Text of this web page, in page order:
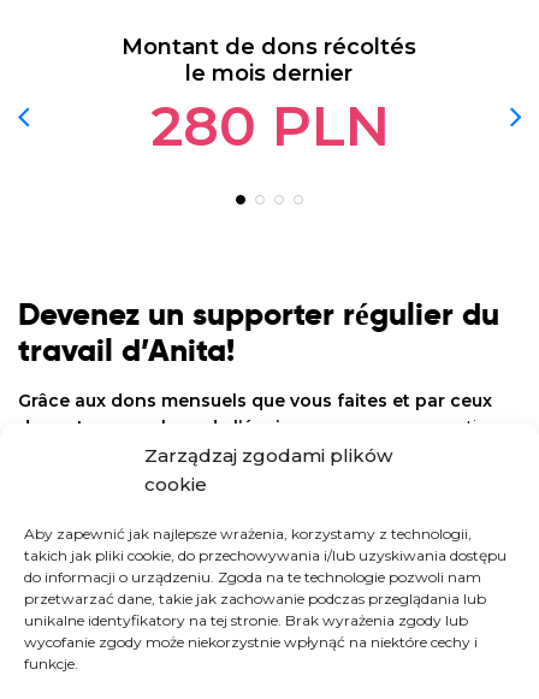
Zarządzaj zgodami plików
cookie
Aby zapewnić jak najlepsze wrażenia, korzystamy z technologii,
takich jak pliki cookie, do przechowywania i/lub uzyskiwania dostępu
do informacji o urządzeniu. Zgoda na te technologie pozwoli nam
przetwarzać dane, takie jak zachowanie podczas przeglądania lub
unikalne identyfikatory na tej stronie. Brak wyrażenia zgody lub
wycofanie zgody może niekorzystnie wpłynąć na niektóre cechy i
funkcje.
Montant de dons récoltés
le mois dernier
280 PLN
Devenez un supporter régulier du
travail d’Anita!
Grâce aux dons mensuels que vous faites et par ceux
des autres membres de l’équipe
, nous pouvons continuer
à repousser les limites du possible et ainsi changer des vies.
quelque chose d’urgent nécessitera votre attention
immédiate. Nous vous tiendrons également au courant de
tous les activités et événements importants.
REJOIGNEZ L’ÉQUIPE!